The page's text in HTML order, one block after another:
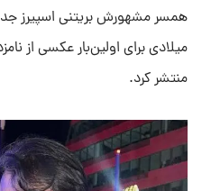
همسر مشهورش بریتنی اسپیرز
میلادی برای اولین‌بار عکسی از
منتشر کرد.